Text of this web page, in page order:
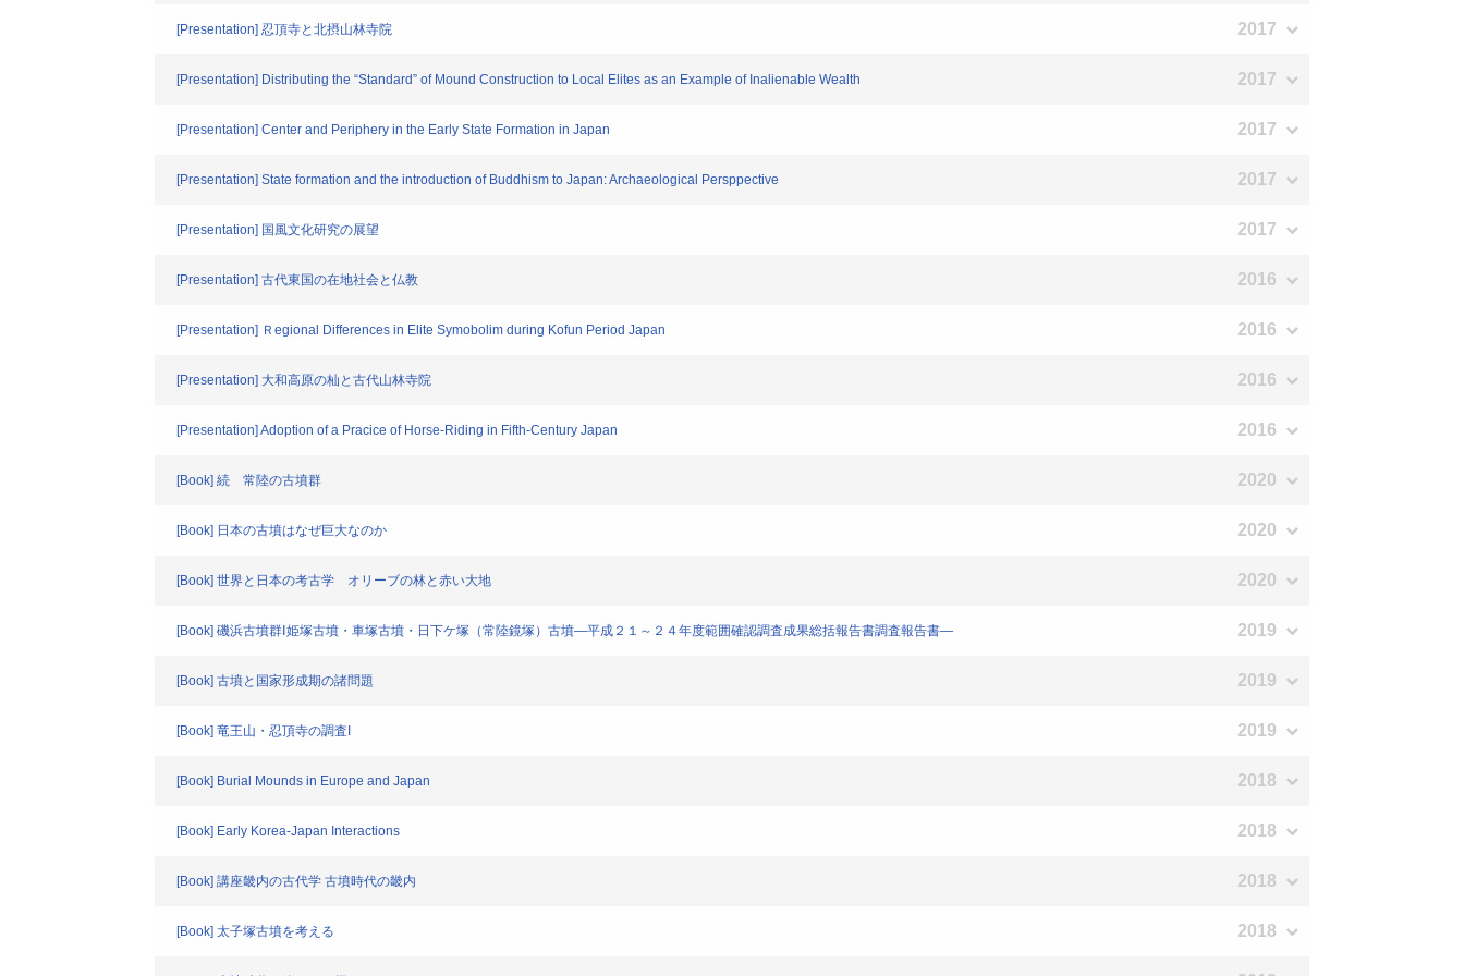
[Presentation] 忍頂寺と北摂山林寺院 2017
[Presentation] Distributing the “Standard” of Mound Construction to Local Elites as an Example of Inalienable Wealth 2017
[Presentation] Center and Periphery in the Early State Formation in Japan 2017
[Presentation] State formation and the introduction of Buddhism to Japan: Archaeological Persppective 2017
[Presentation] 国風文化研究の展望 2017
[Presentation] 古代東国の在地社会と仏教 2016
[Presentation] Ｒegional Differences in Elite Symobolim during Kofun Period Japan 2016
[Presentation] 大和高原の杣と古代山林寺院 2016
[Presentation] Adoption of a Pracice of Horse-Riding in Fifth-Century Japan 2016
[Book] 続 常陸の古墳群 2020
[Book] 日本の古墳はなぜ巨大なのか 2020
[Book] 世界と日本の考古学 オリーブの林と赤い大地 2020
[Book] 磯浜古墳群Ⅰ姫塚古墳・車塚古墳・日下ケ塚（常陸鏡塚）古墳―平成２１～２４年度範囲確認調査成果総括報告書調査報告書― 2019
[Book] 古墳と国家形成期の諸問題 2019
[Book] 竜王山・忍頂寺の調査I 2019
[Book] Burial Mounds in Europe and Japan 2018
[Book] Early Korea-Japan Interactions 2018
[Book] 講座畿内の古代学 古墳時代の畿内 2018
[Book] 太子塚古墳を考える 2018